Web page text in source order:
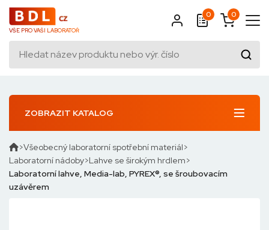
VŠE PRO VAŠI LABORATOŘ
0 0
ZOBRAZIT KATALOG
Všeobecný laboratorní spotřební materiál
Laboratorní nádoby Lahve se širokým hrdlem
Laboratorní lahve, Media-lab, PYREX®, se šroubovacím
uzávěrem